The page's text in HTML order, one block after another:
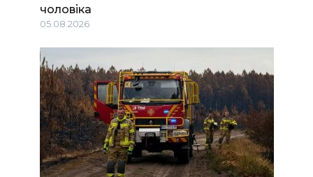
чоловіка
05.08.2026